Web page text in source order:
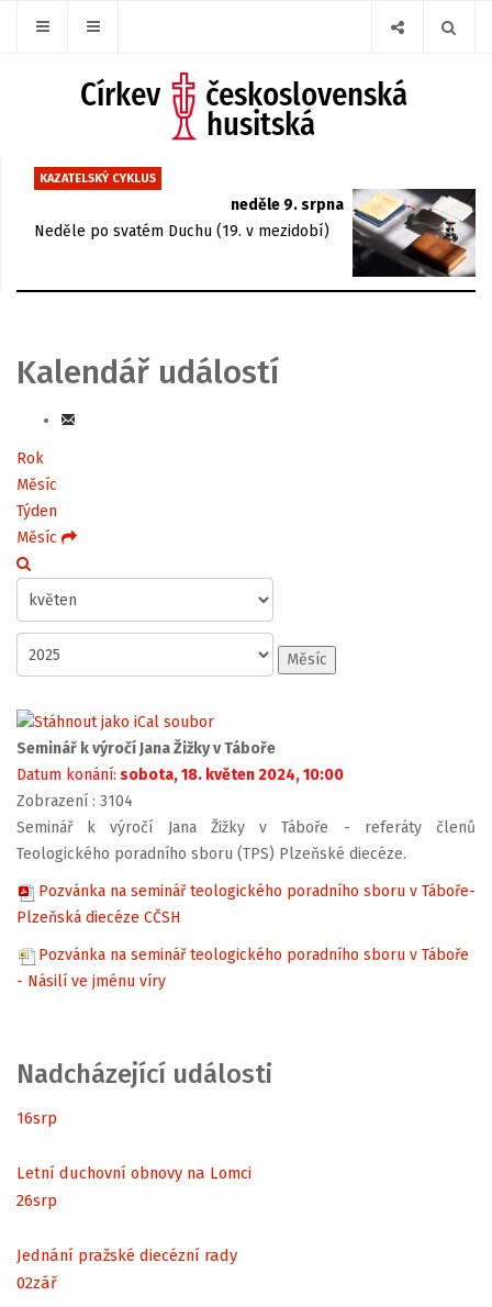
KAZATELSKÝ CYKLUS
neděle 9. srpna
Neděle po svatém Duchu (19. v mezidobí)
Kalendář událostí
Rok
Měsíc
Týden
Měsíc
Měsíc
Seminář k výročí Jana Žižky v Táboře
Datum konání: sobota, 18. květen 2024, 10:00
Zobrazení : 3104
Seminář k výročí Jana Žižky v Táboře - referáty členů
Teologického poradního sboru (TPS) Plzeňské diecéze.
Pozvánka na seminář teologického poradního sboru v Táboře-
Plzeňská diecéze CČSH
Pozvánka na seminář teologického poradního sboru v Táboře
- Násilí ve jménu víry
Nadcházející události
16srp
Letní duchovní obnovy na Lomci
26srp
Jednání pražské diecézní rady
02zář